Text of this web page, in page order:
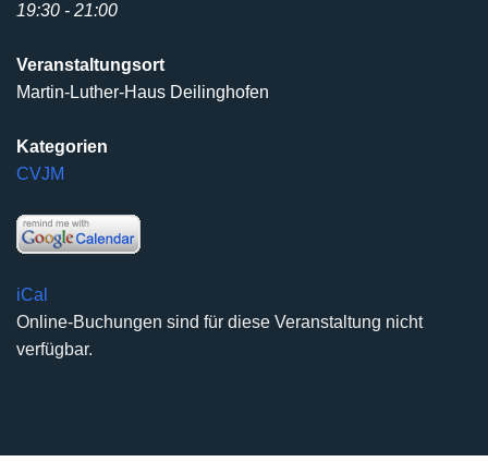
19:30 - 21:00
Veranstaltungsort
Martin-Luther-Haus Deilinghofen
Kategorien
CVJM
iCal
Online-Buchungen sind für diese Veranstaltung nicht
verfügbar.